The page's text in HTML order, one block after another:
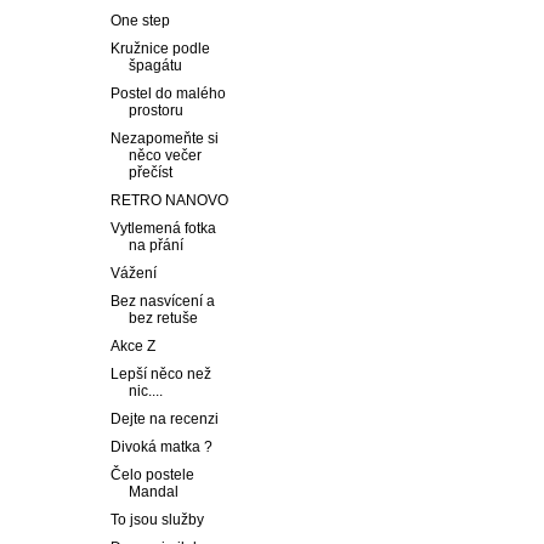
One step
Kružnice podle
špagátu
Postel do malého
prostoru
Nezapomeňte si
něco večer
přečíst
RETRO NANOVO
Vytlemená fotka
na přání
Vážení
Bez nasvícení a
bez retuše
Akce Z
Lepší něco než
nic....
Dejte na recenzi
Divoká matka ?
Čelo postele
Mandal
To jsou služby